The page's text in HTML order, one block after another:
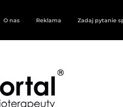
O nas Reklama Zadaj pytanie